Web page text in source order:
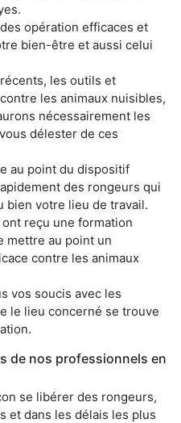
opération efficaces et
bien-être et aussi celui
les outils et
les animaux nuisibles,
nécessairement les
délester de ces
au point du dispositif
des rongeurs qui
bien votre lieu de travail.
reçu une formation
mettre au point un
contre les animaux
vos soucis avec les
le lieu concerné se trouve
de nos professionnels en
se libérer des rongeurs,
et dans les délais les plus